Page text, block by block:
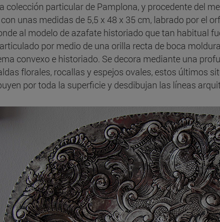
colección particular de Pamplona, y procedente del
unas medidas de 5,5 x 48 x 35 cm, labrado por el
al modelo de azafate historiado que tan habitual
por medio de una orilla recta de boca
convexo e historiado. Se decora mediante una
florales, rocallas y espejos ovales, estos últimos
por toda la superficie y desdibujan las líneas